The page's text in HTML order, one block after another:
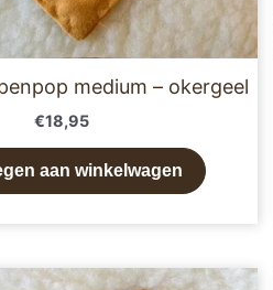
medium – okergeel
€18,95
aan winkelwagen